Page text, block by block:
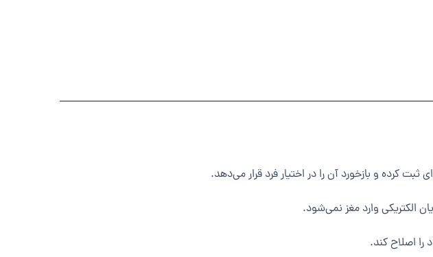
کرده و بازخورد آن را در اختیار فرد قرار می‌دهد.
الکتریکی وارد مغز نمی‌شود.
اصلاح کند.